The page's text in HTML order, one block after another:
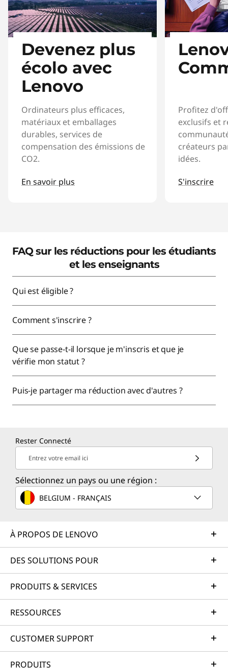
Devenez plus
écolo avec
Lenovo
Ordinateurs plus efficaces,
matériaux et emballages
durables, services de
compensation des émissions de
CO2.
En savoir plus
Profitez
exclusifs et
créateurs
idées.
S'inscrire
FAQ sur les réductions pour les étudiants
et les enseignants
Qui est éligible ?
Comment s'inscrire ?
Que se passe-t-il lorsque je m'inscris et que je
vérifie mon statut ?
Puis-je partager ma réduction avec d'autres ?
Rester Connecté
Entrez votre email ici
Sélectionnez un pays ou une région :
BELGIUM - FRANÇAIS
À PROPOS DE LENOVO
DES SOLUTIONS POUR
PRODUITS & SERVICES
RESSOURCES
CUSTOMER SUPPORT
PRODUITS